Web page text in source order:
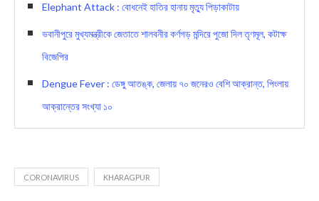
Elephant Attack : বোধনেই হাতির হানায় মৃত্যু পিড়াকাটায়
ভবানীপুরে মুখ্যমন্ত্রীকে জেতাতে শালবনীর কর্ণগড় মন্দিরে পুজো দিল তৃণমূল, কটাক্ষ
বিজেপির
Dengue Fever : ডেঙ্গু আতঙ্ক, জেলায় ৭০ জনেরও বেশি আক্রান্ত, পিংলায়
আক্রান্তের সংখ্যা ১০
CORONAVIRUS KHARAGPUR